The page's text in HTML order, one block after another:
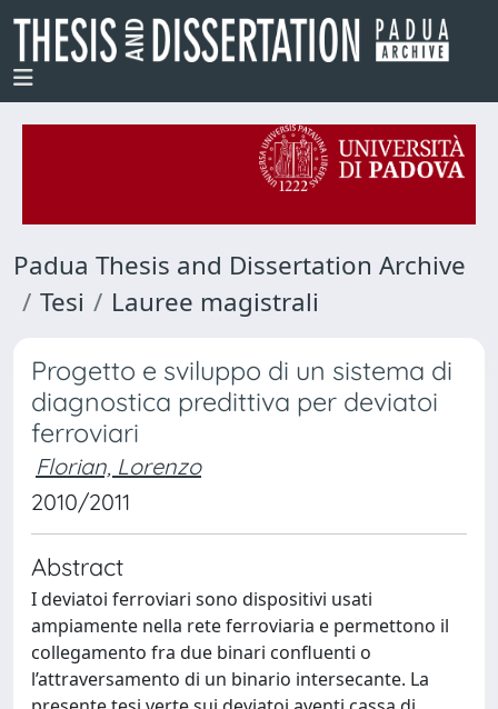
Padua Thesis and Dissertation Archive
Tesi
Lauree magistrali
Progetto e sviluppo di un sistema di
diagnostica predittiva per deviatoi
ferroviari
Florian, Lorenzo
2010/2011
Abstract
I deviatoi ferroviari sono dispositivi usati
ampiamente nella rete ferroviaria e permettono il
collegamento fra due binari confluenti o
l’attraversamento di un binario intersecante. La